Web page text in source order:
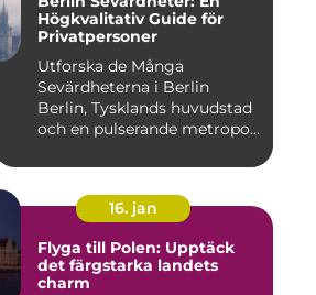
Högkvalitativ Guide för
Privatpersoner
Utforska de Många
Sevärdheterna i Berlin
Berlin, Tysklands huvudstad
och en pulserande metropol,
16. jan
Flyga till Polen: Upptäck
det färgstarka landets
charm